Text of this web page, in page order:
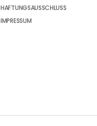
HAFTUNGSAUSSCHLUSS
IMPRESSUM